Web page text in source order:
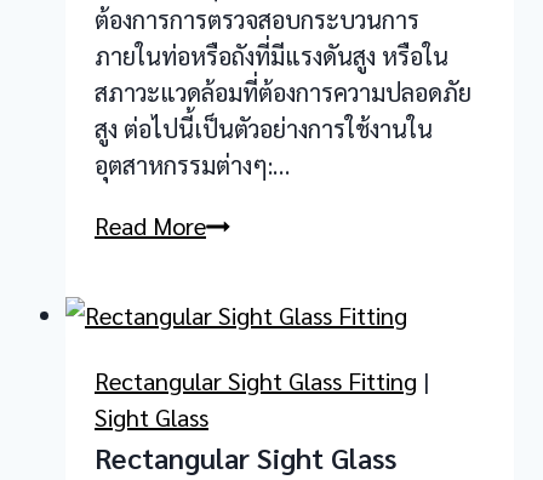
ต้องการการตรวจสอบกระบวนการ
ภายในท่อหรือถังที่มีแรงดันสูง หรือใน
สภาวะแวดล้อมที่ต้องการความปลอดภัย
สูง ต่อไปนี้เป็นตัวอย่างการใช้งานใน
อุตสาหกรรมต่างๆ:…
Read MoreObround
Fitting
Rectangular Sight Glass Fitting |
Sight Glass
Rectangular Sight Glass